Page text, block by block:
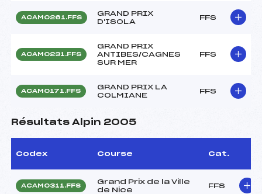
ACAM0261.FFS
GRAND PRIX
D'ISOLA
FFS
ACAM0231.FFS
GRAND PRIX
ANTIBES/CAGNES
SUR MER
FFS
ACAM0171.FFS
GRAND PRIX LA
COLMIANE
FFS
Résultats Alpin 2005
Codex Course Cat.
ACAM0311.FFS
Grand Prix de la Ville
de Nice
FFS